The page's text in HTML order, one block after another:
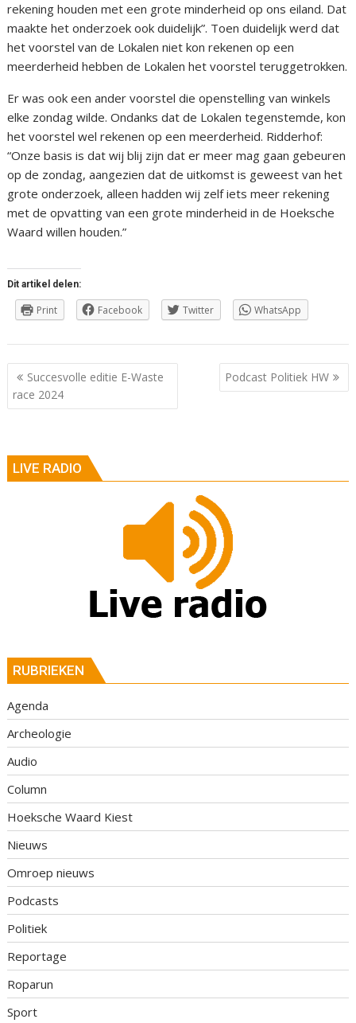
rekening houden met een grote minderheid op ons eiland. Dat
maakte het onderzoek ook duidelijk”. Toen duidelijk werd dat
het voorstel van de Lokalen niet kon rekenen op een
meerderheid hebben de Lokalen het voorstel teruggetrokken.
Er was ook een ander voorstel die openstelling van winkels
elke zondag wilde. Ondanks dat de Lokalen tegenstemde, kon
het voorstel wel rekenen op een meerderheid. Ridderhof:
“Onze basis is dat wij blij zijn dat er meer mag gaan gebeuren
op de zondag, aangezien dat de uitkomst is geweest van het
grote onderzoek, alleen hadden wij zelf iets meer rekening
met de opvatting van een grote minderheid in de Hoeksche
Waard willen houden.”
Dit artikel delen:
Print Facebook Twitter WhatsApp
Berichtnavigatie
Succesvolle editie E-Waste
race 2024
Podcast Politiek HW
LIVE RADIO
RUBRIEKEN
Agenda
Archeologie
Audio
Column
Hoeksche Waard Kiest
Nieuws
Omroep nieuws
Podcasts
Politiek
Reportage
Roparun
Sport